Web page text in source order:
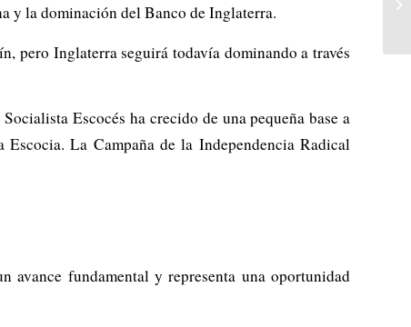
y la dominación del Banco de Inglaterra.
pero Inglaterra seguirá todavía dominando a través
Escocés ha crecido de una pequeña base a
La Campaña de la Independencia Radical
avance fundamental y representa una oportunidad